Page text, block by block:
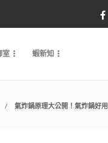
室 蝦新知
氣炸鍋原理大公開！氣炸鍋好